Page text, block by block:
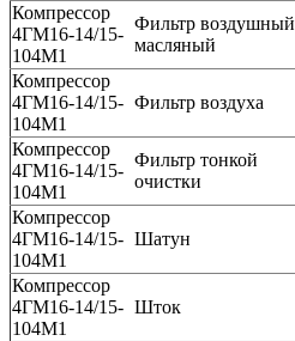
Компрессор
4ГМ16-14/15-
104М1
Фильтр воздушный
масляный
Компрессор
4ГМ16-14/15-
104М1
Фильтр воздуха
Компрессор
4ГМ16-14/15-
104М1
Фильтр тонкой
очистки
Компрессор
4ГМ16-14/15-
104М1
Шатун
Компрессор
4ГМ16-14/15-
104М1
Шток